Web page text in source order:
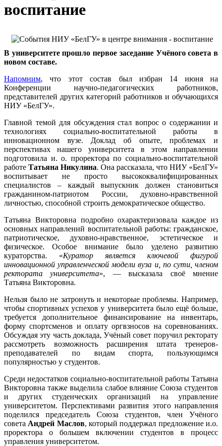
воспитание
В университете прошло первое заседание Учёного совета в
новом составе.
Напомним, что этот состав был избран 14 июня на
Конференции научно-педагогических работников,
представителей других категорий работников и обучающихся
НИУ «БелГУ».
Главной темой для обсуждения стал вопрос о содержании и
технологиях социально-воспитательной работы в
инновационном вузе. Доклад об опыте, проблемах и
перспективах нашего университета в этом направлении
подготовила и. о. проректора по социально-воспитательной
работе Татьяна Никулина. Она рассказала, что НИУ «БелГУ»
воспитывает не просто высококвалифицированных
специалистов – каждый выпускник должен становиться
гражданином-патриотом России, духовно-нравственной
личностью, способной строить демократическое общество.
Татьяна Викторовна подробно охарактеризовала каждое из
основных направлений воспитательной работы: гражданское,
патриотическое, духовно-нравственное, эстетическое и
физическое. Особое внимание было уделено развитию
кураторства. «Куратор является ключевой фигурой
инновационной управленческой модели вуза и, по сути, членом
ректората университета», — высказала своё мнение
Татьяна Викторовна.
Нельзя было не затронуть и некоторые проблемы. Например,
чтобы спортивных успехов у университета было ещё больше,
требуется дополнительное финансирование на инвентарь,
форму спортсменов и оплату оргвзносов на соревнованиях.
Обсуждая эту часть доклада, Учёный совет поручил ректорату
рассмотреть возможность расширения штата тренеров-
преподавателей по видам спорта, пользующимся
популярностью у студентов.
Среди недостатков социально-воспитательной работы Татьяна
Викторовна также выделила слабое влияние Союза студентов
и других студенческих организаций на управление
университетом. Перспективами развития этого направления
поделился председатель Союза студентов, член Учёного
совета Андрей Маслов, который поддержал предложение и.о.
проректора о большем включении студентов в процесс
управления университетом.